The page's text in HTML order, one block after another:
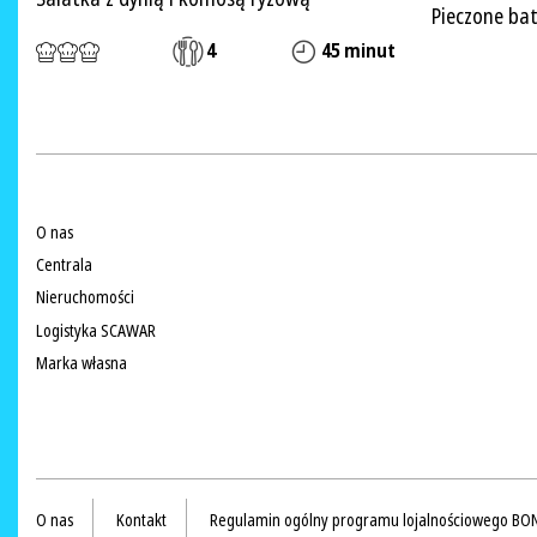
4 45 minut
Pieczone
O nas
Centrala
Nieruchomości
Logistyka SCAWAR
Marka własna
O nas Kontakt Regulamin ogólny programu lojalnościowego